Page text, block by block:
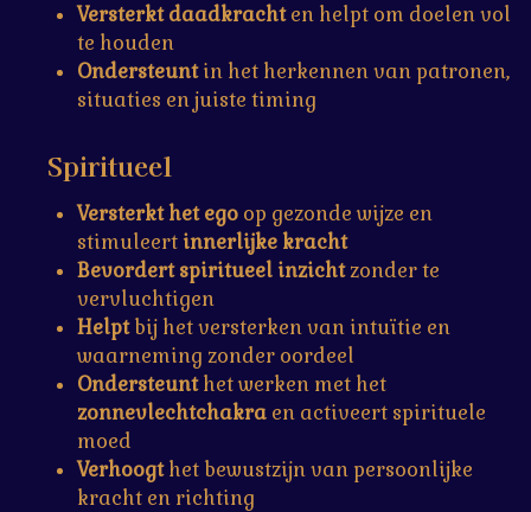
Versterkt daadkrachten helpt om doelen vol
te houden
Ondersteuntin het herkennen van patronen,
situaties en juiste timing
Spiritueel
Versterkt het egoop gezonde wijze en
stimuleert innerlijke kracht
Bevordert spiritueel inzichtzonder te
vervluchtigen
Helptbij het versterken van intuïtie en
waarneming zonder oordeel
Ondersteunthet werken met het
zonnevlechtchakraen activeert spirituele
moed
Verhoogthet bewustzijn van persoonlijke
kracht en richting